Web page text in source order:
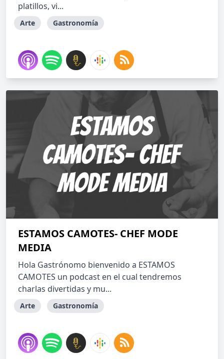
platillos, vi...
Arte Gastronomía
ESTAMOS CAMOTES- CHEF MODE
MEDIA
Hola Gastrónomo bienvenido a ESTAMOS
CAMOTES un podcast en el cual tendremos
charlas divertidas y mu...
Arte Gastronomía